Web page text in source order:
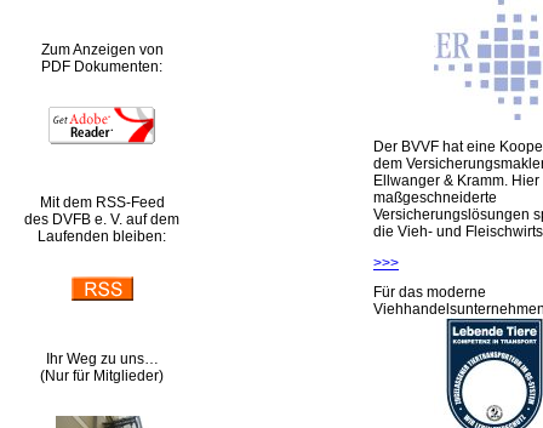
Zum Anzeigen von
PDF Dokumenten:
Mit dem RSS-Feed
des DVFB e. V. auf dem
Laufenden bleiben:
Ihr Weg zu uns…
(Nur für Mitglieder)
Der BVVF hat eine
dem
Ellwanger & Kramm.
maßgeschneiderte
Versicherungslösungen
die Vieh- und
>>>
Für das moderne